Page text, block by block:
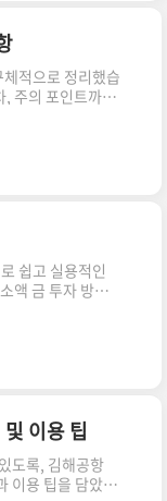
어 우리 일상 대
정확한 입력과
풀어냅니다. 다
적으로 정리했습
, 주의 포인트까지
아 두었으니, 이
할 수 있습니
환급 신청 시
을 덜어주는 현
이 됩니다. 다
급 신청 더 알아
쉽고 실용적인
액 금 투자 방법,
한 실전 팁과 체
안내합니다. 초
습니다.금 투자
위한 입문 글에
금액과 투자 기
좋습니다. 소액
이용 팁
도록, 김해공항
이용 팁을 담았습